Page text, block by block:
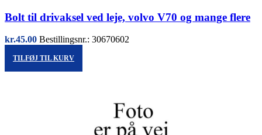
Bolt til drivaksel ved leje, volvo V70 og mange flere
kr.45.00 Bestillingsnr.: 30670602
TILFØJ TIL KURV